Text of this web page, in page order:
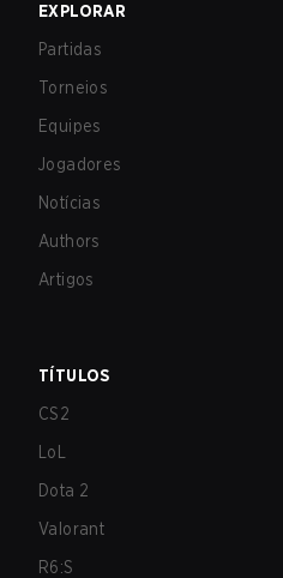
EXPLORAR
Partidas
Torneios
Equipes
Jogadores
Notícias
Authors
Artigos
TÍTULOS
CS2
LoL
Dota 2
Valorant
R6:S